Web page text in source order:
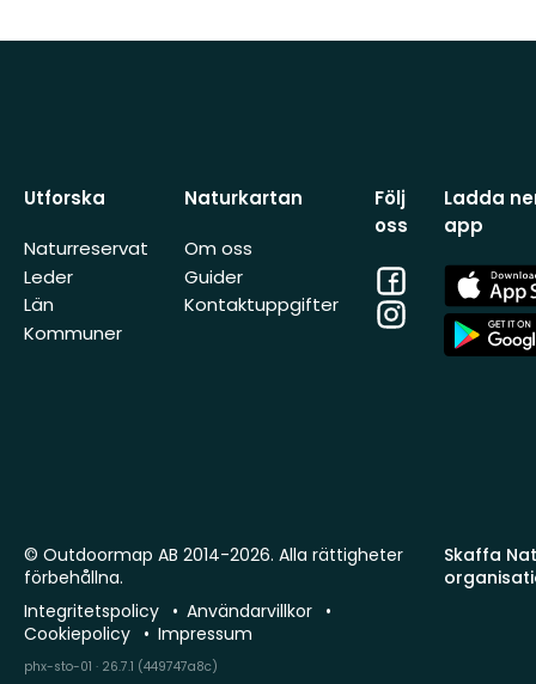
Utforska
Naturreservat
Leder
Län
Kommuner
Naturkartan
Om oss
Guider
Kontaktuppgifter
Följ
oss
Facebook
Instagram
Ladda
app
App
Store
App
Store
Skaffa
© Outdoormap AB 2014-2026. Alla rättigheter
förbehållna.
Integritetspolicy
Användarvillkor
Cookiepolicy
Impressum
phx-sto-01 · 26.7.1 (449747a8c)